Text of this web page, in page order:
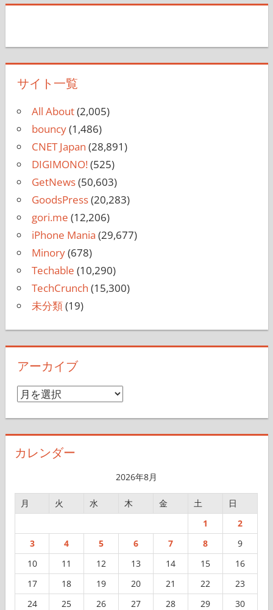
サイト一覧
All About(2,005)
bouncy(1,486)
CNET Japan (28,891)
DIGIMONO!(525)
GetNews(50,603)
GoodsPress(20,283)
gori.me (12,206)
iPhone Mania (29,677)
Minory(678)
Techable (10,290)
TechCrunch (15,300)
未分類(19)
アーカイブ
ア
イ
カレンダー
2026年8月
月 火 水 木 金 土
日
1
2
3
4 5 6 7 8
9
10
11 12 13 14 15
16
17
18 19 20 21 22
23
24
25 26 27 28 29
30